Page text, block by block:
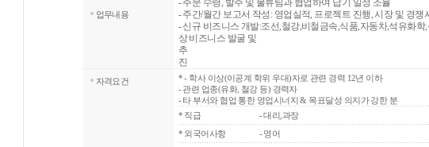
업무내용
- 주문 수령, 발주 및 물류팀과 협업하여 납기 일정 조율
- 주간/월간 보고서 작성: 영업실적, 프로젝트 진행, 시장 및 경쟁
- 신규 비즈니스 개발:조선,철강,비철금속,식품,자동차,석유화
상 비즈니스 발굴 및
추
진
자격요건 *- 학사 이상(이공계 학위 우대)자로 관련 경력 12년 이하
- 관련 업종(유화, 철강 등) 경력자
- 타 부서와 협업 통한 영업시너지 & 목표달성 의지가 강한 분
* 직급
- 대리,과장
* 외국어사항
- 영어